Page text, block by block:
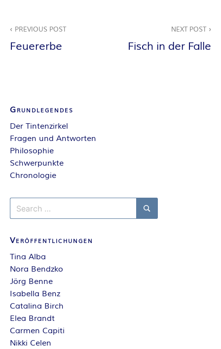
N
K
E
I
S
PREVIOUS POST
Feuererbe
NEXT POST
Fisch in der Falle
Grundlegendes
Der Tintenzirkel
Fragen und Antworten
Philosophie
Schwerpunkte
Chronologie
Search
for:
Search
Veröffentlichungen
Tina Alba
Nora Bendzko
Jörg Benne
Isabella Benz
Catalina Birch
Elea Brandt
Carmen Capiti
Nikki Celen